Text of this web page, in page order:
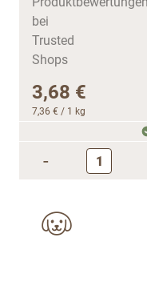
3,68 €
7,36 € / 1 kg
-